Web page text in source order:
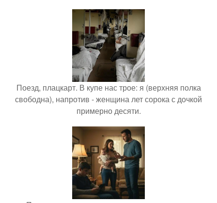
Поезд, плацкарт. В купе нас трое: я (верхняя полка
свободна), напротив - женщина лет сорока с дочкой
примерно десяти.